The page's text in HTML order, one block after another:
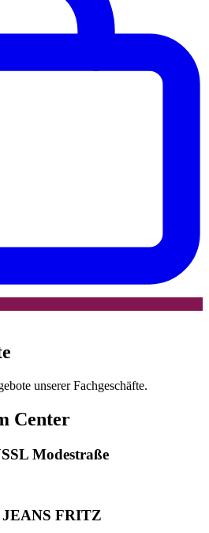
unserer Fachgeschäfte.
Center
Modestraße
FRITZ